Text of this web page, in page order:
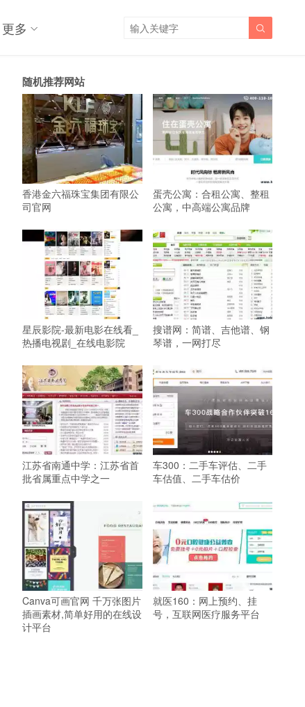
更多 
随机推荐网站
香港金六福珠宝集团有限公
司官网
蛋壳公寓：合租公寓、整租
公寓，中高端公寓品牌
星辰影院-最新电影在线看_
热播电视剧_在线电影院
搜谱网：简谱、吉他谱、钢
琴谱，一网打尽
江苏省南通中学：江苏省首
批省属重点中学之一
车300：二手车评估、二手
车估值、二手车估价
Canva可画官网 千万张图片
插画素材,简单好用的在线设
计平台
就医160：网上预约、挂
号，互联网医疗服务平台